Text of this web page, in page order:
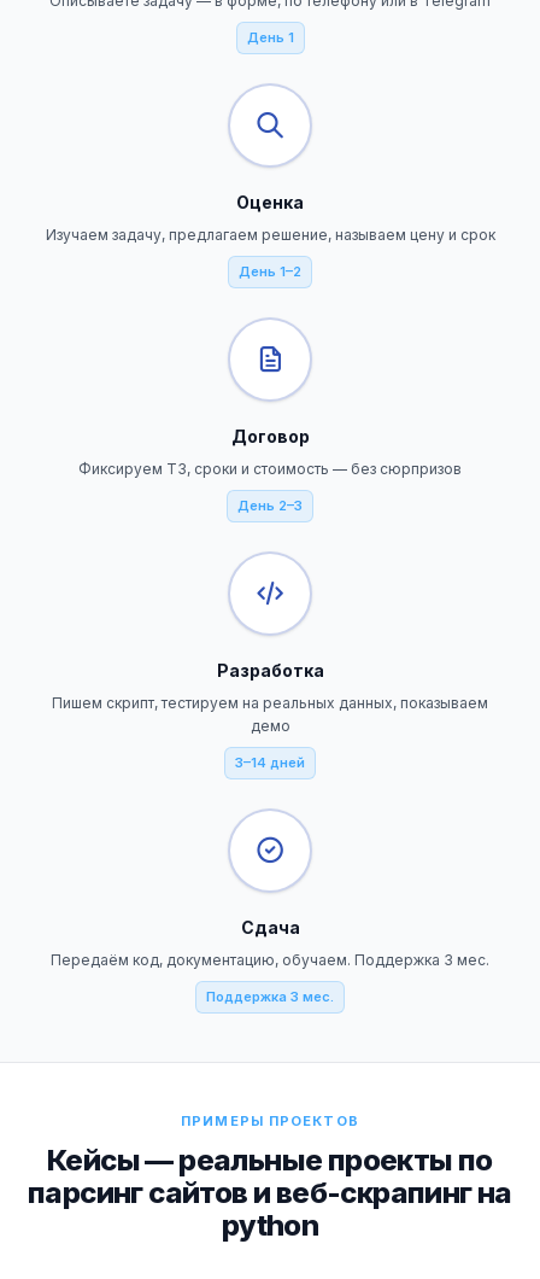
День 1
Оценка
Изучаем задачу, предлагаем решение, называем цену и срок
День 1–2
Договор
Фиксируем ТЗ, сроки и стоимость — без сюрпризов
День 2–3
Разработка
Пишем скрипт, тестируем на реальных данных, показываем
демо
3–14 дней
Сдача
Передаём код, документацию, обучаем. Поддержка 3 мес.
Поддержка 3 мес.
ПРИМЕРЫ ПРОЕКТОВ
Кейсы — реальные проекты по
парсинг сайтов и веб-скрапинг на
python